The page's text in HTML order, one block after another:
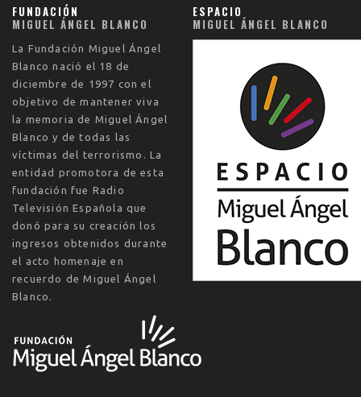
FUNDACIÓN
MIGUEL ÁNGEL BLANCO
La Fundación Miguel Ángel
Blanco nació el 18 de
diciembre de 1997 con el
objetivo de mantener viva
la memoria de Miguel Ángel
Blanco y de todas las
víctimas del terrorismo. La
entidad promotora de esta
fundación fue Radio
Televisión Española que
donó para su creación los
ingresos obtenidos durante
el acto homenaje en
recuerdo de Miguel Ángel
Blanco.
ESPACIO
MIGUEL ÁNGEL BLANCO